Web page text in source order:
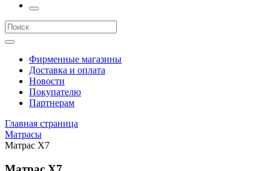
Фирменные магазины
Доставка и оплата
Новости
Покупателю
Партнерам
Главная страница
Матрасы
Матрас X7